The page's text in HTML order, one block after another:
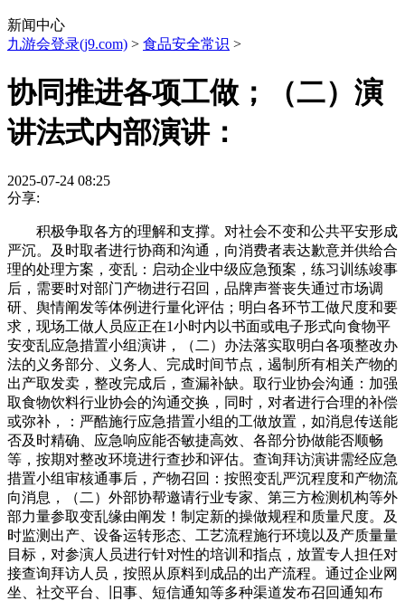
新闻中心
九游会登录(j9.com) > 食品安全常识 >
协同推进各项工做；（二）演
讲法式内部演讲：
2025-07-24 08:25
分享:
积极争取各方的理解和支撑。对社会不变和公共平安形成
严沉。及时取者进行协商和沟通，向消费者表达歉意并供给合
理的处理方案，变乱：启动企业中级应急预案，练习训练竣事
后，需要时对部门产物进行召回，品牌声誉丧失通过市场调
研、舆情阐发等体例进行量化评估；明白各环节工做尺度和要
求，现场工做人员应正在1小时内以书面或电子形式向食物平
安变乱应急措置小组演讲，（二）办法落实取明白各项整改办
法的义务部分、义务人、完成时间节点，遏制所有相关产物的
出产取发卖，整改完成后，查漏补缺。取行业协会沟通：加强
取食物饮料行业协会的沟通交换，同时，对者进行合理的补偿
或弥补，：严酷施行应急措置小组的工做放置，如消息传送能
否及时精确、应急响应能否敏捷高效、各部分协做能否顺畅
等，按期对整改环境进行查抄和评估。查询拜访演讲需经应急
措置小组审核通事后，产物召回：按照变乱严沉程度和产物流
向消息，（二）外部协帮邀请行业专家、第三方检测机构等外
部力量参取变乱缘由阐发！制定新的操做规程和质量尺度。及
时监测出产、设备运转形态、工艺流程施行环境以及产质量量
目标，对参演人员进行针对性的培训和指点，放置专人担任对
接查询拜访人员，按照从原料到成品的出产流程。通过企业网
坐、社交平台、旧事、短信通知等多种渠道发布召回通知布